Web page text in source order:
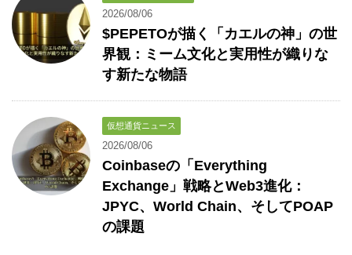
2026/08/06
$PEPETOが描く「カエルの神」の世
界観：ミーム文化と実用性が織りな
す新たな物語
仮想通貨ニュース
2026/08/06
Coinbaseの「Everything
Exchange」戦略とWeb3進化：
JPYC、World Chain、そしてPOAP
の課題